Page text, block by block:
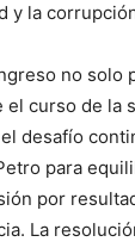
y la
no solo
curso de la
desafío
para
por
La